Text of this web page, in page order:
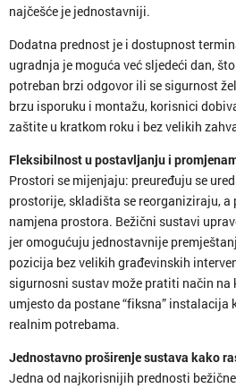
najčešće je jednostavniji.
Dodatna prednost je i dostupnost
ugradnja je moguća već sljedeći dan,
potreban brzi odgovor ili se sigurnost
brzu isporuku i montažu, korisnici
zaštite u kratkom roku i bez velikih
Fleksibilnost u postavljanju i
Prostori se mijenjaju: preuređuju se
prostorije, skladišta se reorganiziraju, a
namjena prostora. Bežični sustavi
jer omogućuju jednostavnije
pozicija bez velikih građevinskih
sigurnosni sustav može pratiti način na
umjesto da postane “fiksna” instalacija
realnim potrebama.
Jednostavno proširenje sustava kako
Jedna od najkorisnijih prednosti